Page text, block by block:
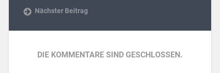
Nächster Beitrag
DIE KOMMENTARE SIND GESCHLOSSEN.